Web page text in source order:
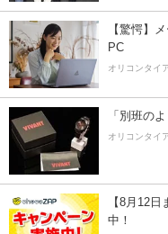
【驚愕】
PC
オリコンタイ
「別班の
オリコンタイ
【8月12
中！